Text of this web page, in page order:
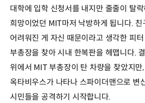
대학에 입학 신청서를 내지만 줄줄이 탈
희망이었던 MIT마저 낙방하게 됩니다. 친
어려워진 게 자신 때문이라고 생각한 피
부총장을 찾아 시내 한복판을 헤맵니다.
위에서 MIT 부총장이 탄 차량을 찾았지만
옥타비우스가 나타나 스파이더맨으로 변
시민들을 공격하기 시작합니다.